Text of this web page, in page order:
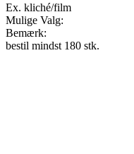
Ex. kliché/film
Mulige Valg:
Bemærk:
bestil mindst 180 stk.